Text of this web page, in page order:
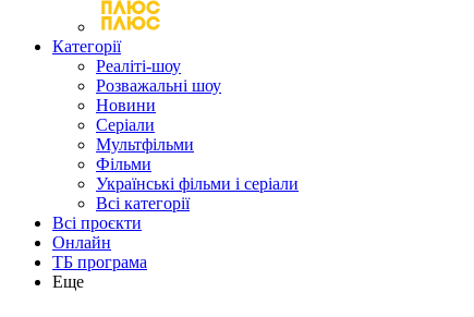
Категорії
Реаліті-шоу
Розважальні шоу
Новини
Серіали
Мультфільми
Фільми
Українські фільми і серіали
Всі категорії
Всі проєкти
Онлайн
ТБ програма
Еще